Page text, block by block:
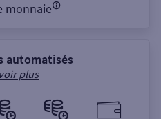
monnaie
automatisés
plus